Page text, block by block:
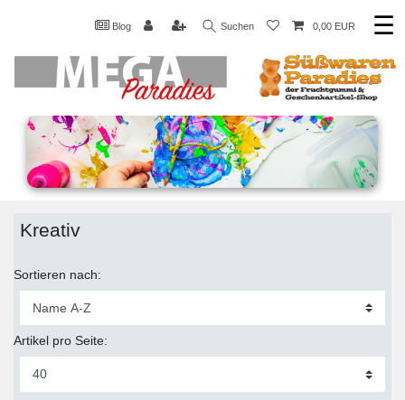
Blog Suchen 0,00 EUR ☰
Kreativ
Sortieren nach:
Artikel pro Seite: